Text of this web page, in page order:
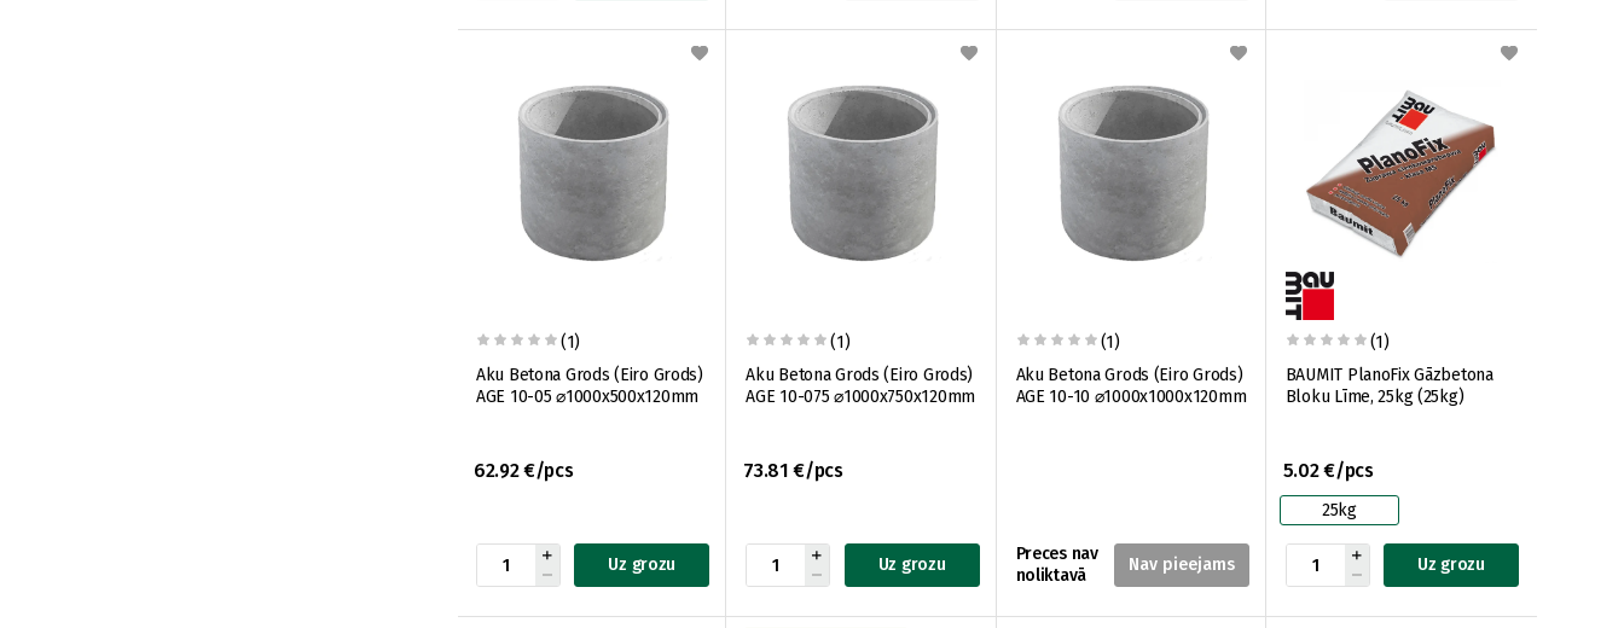
(1)
Aku Betona Grods (Eiro Grods)
AGE 10-05 ⌀1000x500x120mm
62.92 €/pcs
Uz grozu
(1)
Aku Betona Grods (Eiro Grods)
AGE 10-075 ⌀1000x750x120mm
73.81 €/pcs
Uz grozu
(1)
Aku Betona Grods (Eiro Grods)
AGE 10-10 ⌀1000x1000x120mm
Preces nav
noliktavā
(1)
BAUMIT PlanoFix Gāzbetona
Bloku Līme, 25kg (25kg)
5.02 €/pcs
25kg
Uz grozu